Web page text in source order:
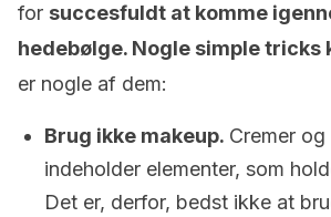
for succesfuldt at komme
hedebølge. Nogle simple tricks
er nogle af dem:
Brug ikke makeup. Cremer
indeholder elementer, som
Det er, derfor, bedst ikke at